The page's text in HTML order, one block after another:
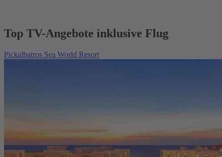
Top TV-Angebote inklusive Flug
Pickalbatros Sea World Resort